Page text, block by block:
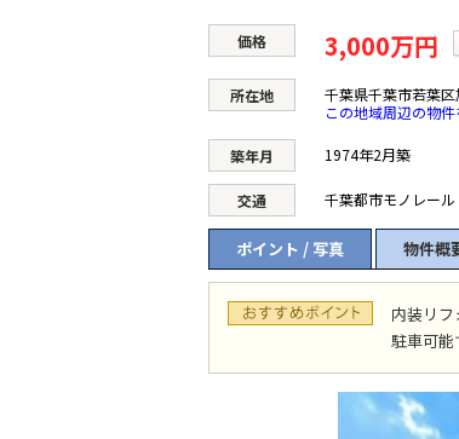
価格 3,000万円
所在地
千葉県千葉市若葉
この地域周辺の物件
築年月 1974年2月築
交通 千葉都市モノレール
ポイント / 写真 物件概
内装リ
駐車可能